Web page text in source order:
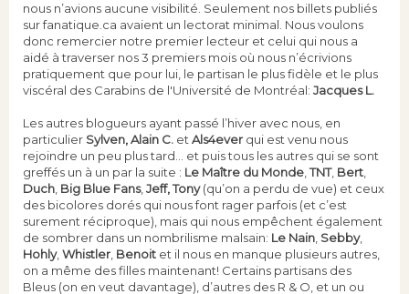
nous n’avions aucune visibilité. Seulement nos billets publiés
sur fanatique.ca avaient un lectorat minimal. Nous voulons
donc remercier notre premier lecteur et celui qui nous a
aidé à traverser nos 3 premiers mois où nous n’écrivions
pratiquement que pour lui, le partisan le plus fidèle et le plus
viscéral des Carabins de l'Université de Montréal: Jacques L.
Les autres blogueurs ayant passé l’hiver avec nous, en
particulier Sylven,Alain C. et Als4ever qui est venu nous
rejoindre un peu plus tard… et puis tous les autres qui se sont
greffés un à un par la suite : Le Maître du Monde ,TNT, Bert
Duch Big Blue Fans, Jeff,Tony(qu’on a perdu de vue) et ceux
des bicolores dorés qui nous font rager parfois (et c’est
surement réciproque), mais qui nous empêchent également
de sombrer dans un nombrilisme malsain: Le Nain Sebby,
Hohly, Whistler Benoit et il nous en manque plusieurs autres,
on a même des filles maintenant! Certains partisans des
Bleus (on en veut davantage), d’autres des R & O, et un ou